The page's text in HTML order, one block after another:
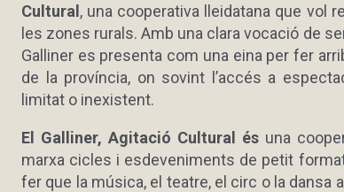
Cultural, una cooperativa lleidatana que vol
les zones rurals. Amb una clara vocació de
Galliner es presenta com una eina per fer
de la província, on sovint l’accés a
limitat o inexistent.
El Galliner, Agitació Cultural és una
marxa cicles i esdeveniments de petit
fer que la música, el teatre, el circ o la dansa